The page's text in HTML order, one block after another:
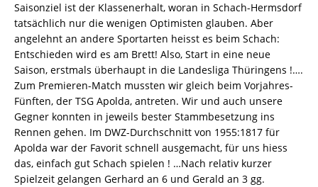
Saisonziel ist der Klassenerhalt, woran in Schach-Hermsdorf
tatsächlich nur die wenigen Optimisten glauben. Aber
angelehnt an andere Sportarten heisst es beim Schach:
Entschieden wird es am Brett! Also, Start in eine neue
Saison, erstmals überhaupt in die Landesliga Thüringens !….
Zum Premieren-Match mussten wir gleich beim Vorjahres-
Fünften, der TSG Apolda, antreten. Wir und auch unsere
Gegner konnten in jeweils bester Stammbesetzung ins
Rennen gehen. Im DWZ-Durchschnitt von 1955:1817 für
Apolda war der Favorit schnell ausgemacht, für uns hiess
das, einfach gut Schach spielen ! …Nach relativ kurzer
Spielzeit gelangen Gerhard an 6 und Gerald an 3 gg.